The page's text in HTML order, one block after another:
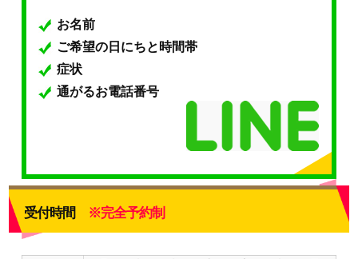
お名前
ご希望の日にちと時間帯
症状
通がるお電話番号
受付時間 ※完全予約制